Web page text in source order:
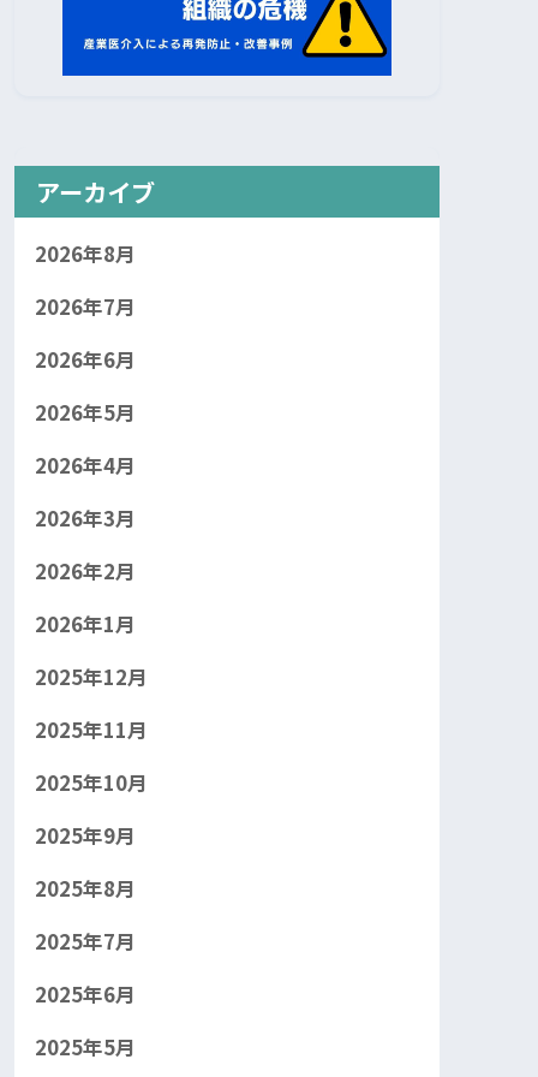
アーカイブ
2026年8月
2026年7月
2026年6月
2026年5月
2026年4月
2026年3月
2026年2月
2026年1月
2025年12月
2025年11月
2025年10月
2025年9月
2025年8月
2025年7月
2025年6月
2025年5月